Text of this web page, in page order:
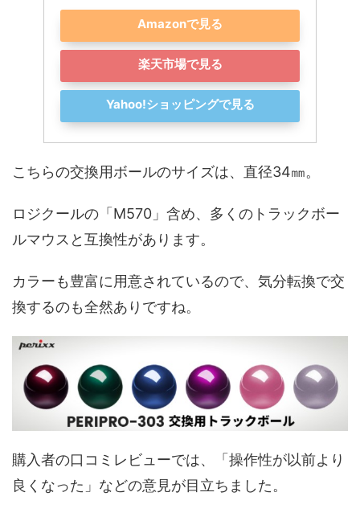
Amazonで見る
楽天市場で見る
Yahoo!ショッピングで見る
こちらの交換用ボールのサイズは、直径34㎜。
ロジクールの「M570」 含め、多くのトラックボー
ルマウスと互換性があります。
カラーも豊富に用意されているので、気分転換で交
換するのも全然ありですね。
購入者の口コミレビューでは、「操作性が以前より
良くなった」などの意見が目立ちました。